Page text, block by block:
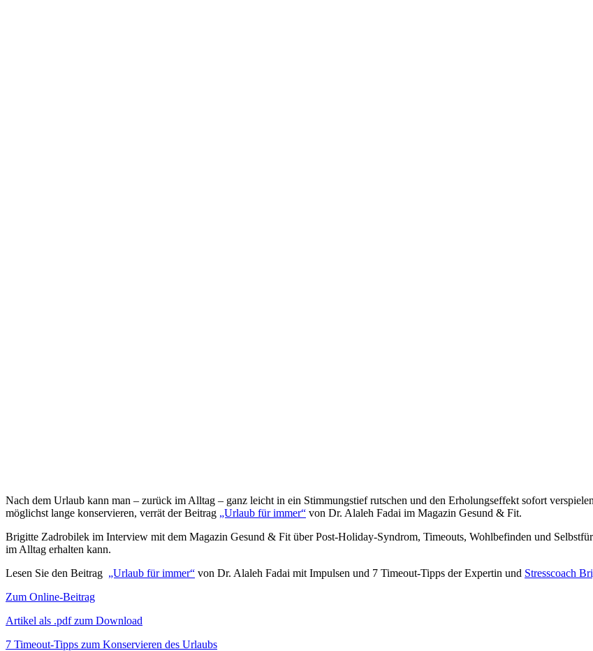
Nach dem Urlaub kann man – zurück im Alltag – ganz leicht in ein Stimmungstief rutschen und den Erholungseffekt sofort
möglichst lange konservieren, verrät der Beitrag „Urlaub für immer“ von Dr. Alaleh Fadai im Magazin Gesund & Fit.
Brigitte Zadrobilek im Interview mit dem Magazin Gesund & Fit über Post-Holiday-Syndrom, Timeouts, Wohlbefinden und
im Alltag erhalten kann.
Lesen Sie den Beitrag „Urlaub für immer“ von Dr. Alaleh Fadai mit Impulsen und 7 Timeout-Tipps der Expertin und Stresscoach
Zum Online-Beitrag
Artikel als .pdf zum Download
7 Timeout-Tipps zum Konservieren des Urlaubs